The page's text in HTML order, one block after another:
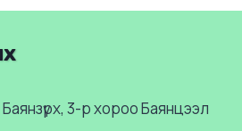
3-р хороо Баянцээл